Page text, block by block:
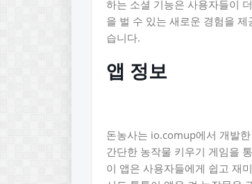
하는 소셜 기능은 사용자들이
을 벌 수 있는 새로운 경험을
습니다.
앱 정보
돈농사는 io.comup에서 개발
간단한 농작물 키우기 게임을
이 앱은 사용자들에게 쉽고 재